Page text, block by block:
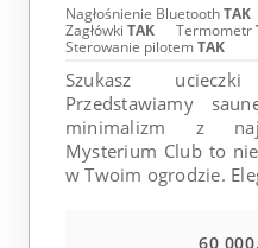
Nagłośnienie BluetoothTAK
Zagłówki TAK Termometr
Sterowanie pilotemTAK
Szukasz
Przedstawiamy
minimalizm z
Mysterium Club to
w Twoim ogrodzie.
60